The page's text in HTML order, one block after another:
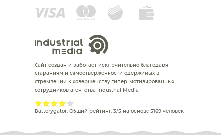
Сайт создан и работает исключительно благодаря
стараниям и самоотверженности одержимых в
стремлении к совершенству гипер-мотивированных
сотрудников агентства Industrial Media
Batterygator. Общий рейтинг: 3/5 на основе 5169 человек.